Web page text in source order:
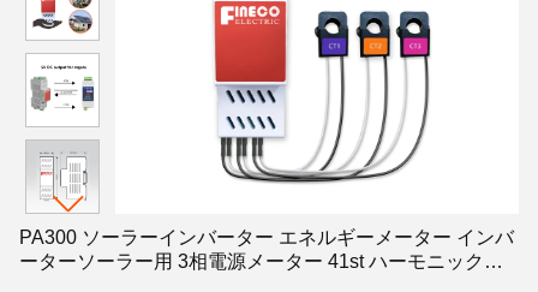
PA300 ソーラーインバーター エネルギーメーター インバ
ーターソーラー用 3相電源メーター 41st ハーモニック